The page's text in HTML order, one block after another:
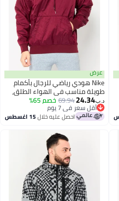
عرض
Nike هودي رياضي للرجال بأكمام
طويلة مناسب في الهواء الطلق،
مارون
د.ب‏24.34
69.94خصم 65%
أقل سعر في 7 يوم
أقل سعر في 7 يوماحصل عليه خلال15 اغسطس